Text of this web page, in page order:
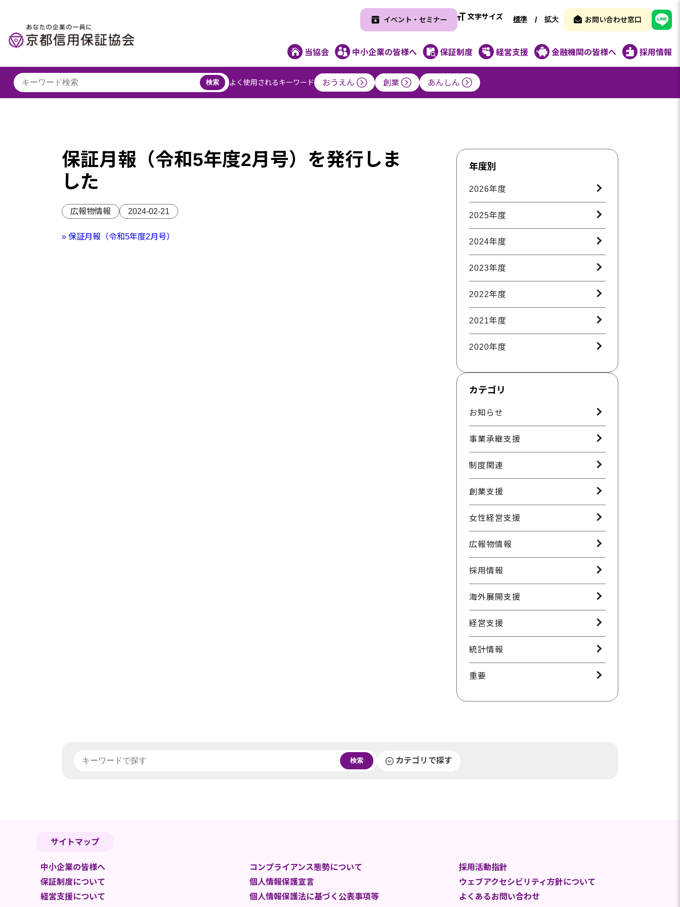
イベント・セミナー 文字サイズ 標準 / 拡大 お問い合わせ窓口
当協会 中小企業の皆様へ 保証制度 経営支援 金融機関の皆様へ 採用情報
検索 よく使用されるキーワード おうえん 創業 あんしん
保証月報（令和5年度2月号）を発行しま
した
広報物情報 2024-02-21
» 保証月報（令和5年度2月号）
年度別
2026年度
2025年度
2024年度
2023年度
2022年度
2021年度
2020年度
カテゴリ
お知らせ
事業承継支援
制度関連
創業支援
女性経営支援
広報物情報
採用情報
海外展開支援
経営支援
統計情報
重要
検索 カテゴリで探す
サイトマップ
中小企業の皆様へ
保証制度について
経営支援について
コンプライアンス態勢について
個人情報保護宣言
個人情報保護法に基づく公表事項等
採用活動指針
ウェブアクセシビリティ方針について
よくあるお問い合わせ